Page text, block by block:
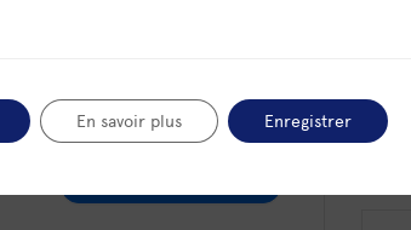
En savoir plus Enregistrer